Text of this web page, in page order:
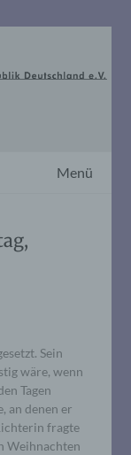
Menü
Sein
wäre, wenn
Tagen
an denen er
fragte
Weihnachten